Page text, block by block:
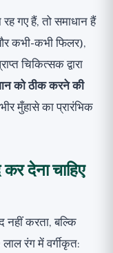
गए हैं, तो समाधान हैं
कभी-कभी फिलर),
चिकित्सक द्वारा
को ठीक करने की
मुँहासे का प्रारंभिक
देना चाहिए
नहीं करता, बल्कि
रंग में वर्गीकृत: